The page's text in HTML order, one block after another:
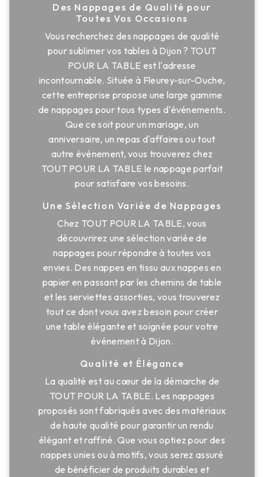
Des Nappages de Qualité pour
Toutes Vos Occasions
Vous recherchez des nappages de qualité
pour sublimer vos tables à Dijon ? TOUT
POUR LA TABLE est l'adresse
incontournable. Située à Fleurey-sur-Ouche,
cette entreprise propose une large gamme
de nappages pour tous types d'événements.
Que ce soit pour un mariage, un
anniversaire, un repas d'affaires ou tout
autre événement, vous trouverez chez
TOUT POUR LA TABLE le nappage parfait
pour satisfaire vos besoins.
Une Sélection Variée de Nappages
Chez TOUT POUR LA TABLE, vous
découvrirez une sélection variée de
nappages pour répondre à toutes vos
envies. Des nappes en tissu aux nappes en
papier en passant par les chemins de table
et les serviettes assorties, vous trouverez
tout ce dont vous avez besoin pour créer
une table élégante et soignée pour votre
événement à Dijon.
Qualité et Élégance
La qualité est au cœur de la démarche de
TOUT POUR LA TABLE. Les nappages
proposés sont fabriqués avec des matériaux
de haute qualité pour garantir un rendu
élégant et raffiné. Que vous optiez pour des
nappes unies ou à motifs, vous serez assuré
de bénéficier de produits durables et